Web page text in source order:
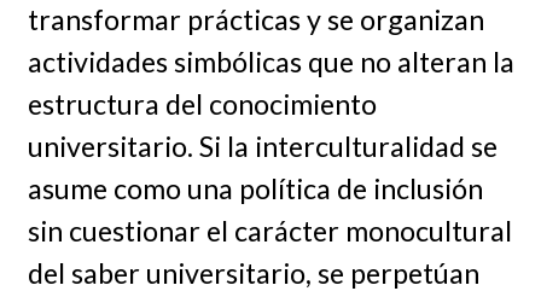
transformar prácticas y se organizan
actividades simbólicas que no alteran la
estructura del conocimiento
universitario. Si la interculturalidad se
asume como una política de inclusión
sin cuestionar el carácter monocultural
del saber universitario, se perpetúan